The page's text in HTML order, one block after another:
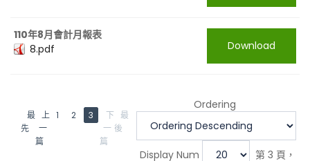
110年8月會計月報表
8.pdf
Download
Ordering
Display Num
第 3 頁，
最
先
上
一
篇
1 2 3
下
一
篇
最
後